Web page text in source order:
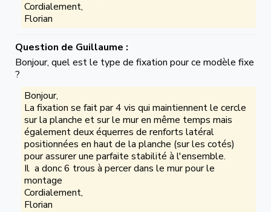
Cordialement,
Florian
Question de Guillaume :
Bonjour, quel est le type de fixation pour ce modèle fixe
?
Bonjour,
La fixation se fait par 4 vis qui maintiennent le cercle
sur la planche et sur le mur en même temps mais
également deux équerres de renforts latéral
positionnées en haut de la planche (sur les cotés)
pour assurer une parfaite stabilité à l'ensemble.
Il a donc 6 trous à percer dans le mur pour le
montage
Cordialement,
Florian